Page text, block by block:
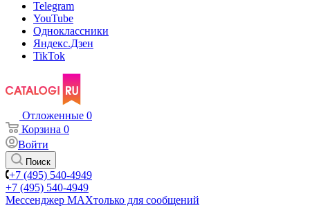
Telegram
YouTube
Одноклассники
Яндекс.Дзен
TikTok
Отложенные 0
Корзина 0
Войти
Поиск
+7 (495) 540-4949
+7 (495) 540-4949
Мессенджер МАХтолько для сообщений